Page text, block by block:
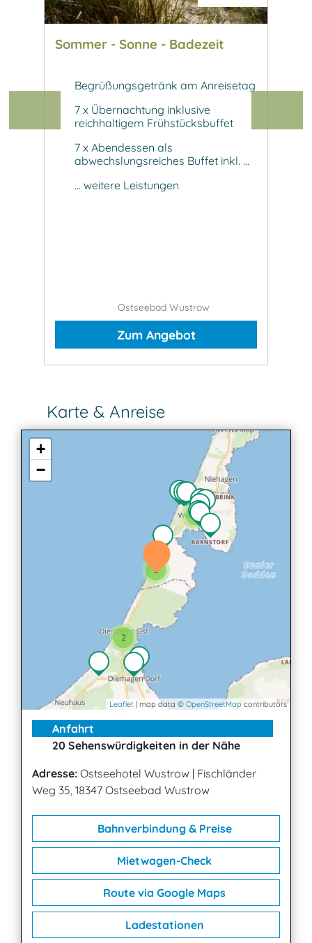
Sommer - Sonne - Badezeit
Begrüßungsgetränk am Anreisetag
7 x Übernachtung inklusive
reichhaltigem Frühstücksbuffet
7 x Abendessen als
abwechslungsreiches Buffet inkl. ...
... weitere Leistungen
Ostseebad Wustrow
Zum Angebot
Karte & Anreise
2
2
+
−
Leaflet | map data © OpenStreetMap contributors
Anfahrt
20 Sehenswürdigkeiten in der Nähe
Adresse: Ostseehotel Wustrow | Fischländer
Weg 35, 18347 Ostseebad Wustrow
Bahnverbindung & Preise
Mietwagen-Check
Route via Google Maps
Ladestationen